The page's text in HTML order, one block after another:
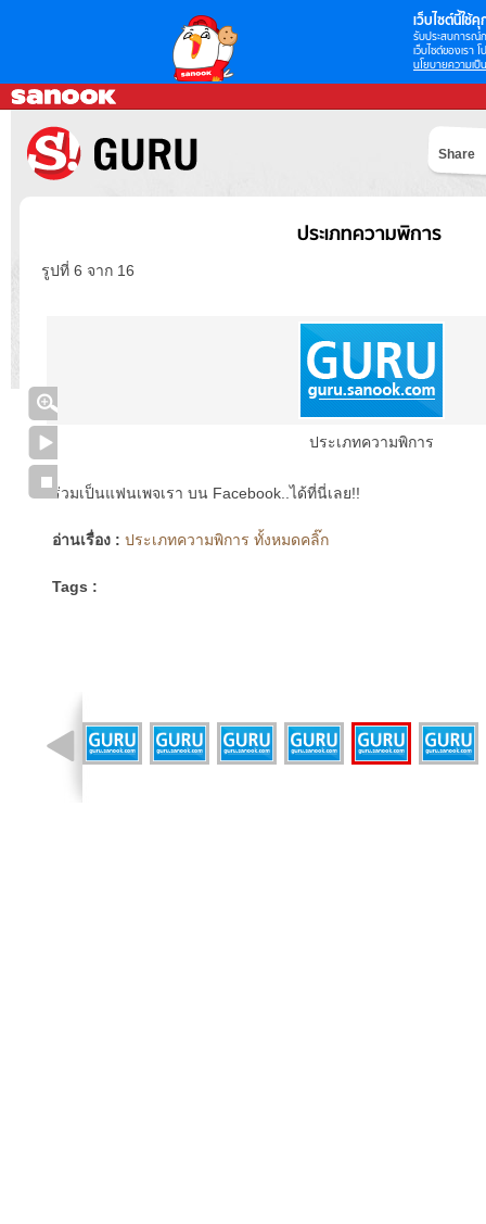
เว็บไซต์นี้ใช้คุ
รับประสบการณ์
เว็บไซต์ของเรา
นโยบายความเป็
Share
ประเภทความพิการ
รูปที่ 6 จาก 16
ประเภทความพิการ
ร่วมเป็นแฟนเพจเรา บน Facebook..ได้ที่นี่เลย!!
อ่านเรื่อง : ประเภทความพิการ ทั้งหมดคลิ๊ก
Tags :